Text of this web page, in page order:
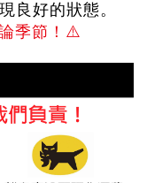
良好的狀態。
季節！ ⚠️